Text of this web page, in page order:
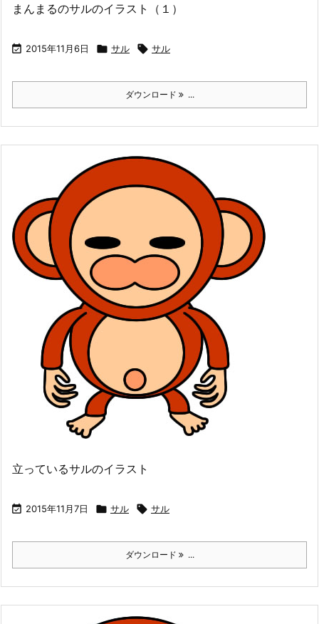
まんまるのサルのイラスト（１）
 2015年11月6日  サル  サル
ダウンロード ...
立っているサルのイラスト
 2015年11月7日  サル  サル
ダウンロード ...